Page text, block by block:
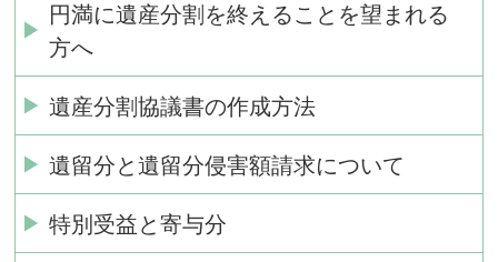
円満に遺産分割を終えることを望まれる
方へ
遺産分割協議書の作成方法
遺留分と遺留分侵害額請求について
特別受益と寄与分